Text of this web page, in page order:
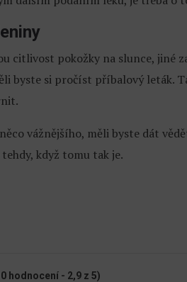
citlivost pokožky na slunce, jiné
byste si pročíst příbalový leták.
vážnějšího, měli byste dát
když tomu tak je.
hodnocení - 2,9 z 5)